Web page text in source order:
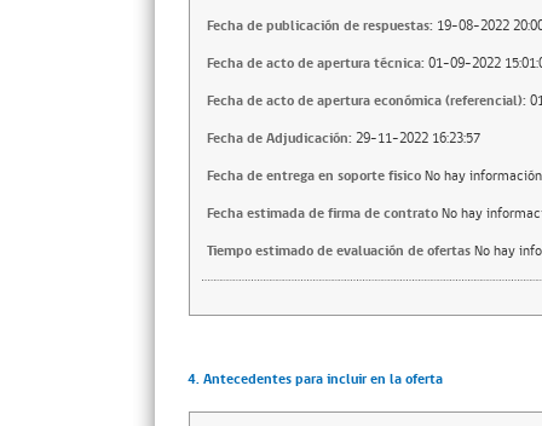
Fecha de publicación de respuestas: 19-08-2022
Fecha de acto de apertura técnica: 01-09-2022
Fecha de acto de apertura económica (referencial):
Fecha de Adjudicación: 29-11-2022 16:23:57
Fecha de entrega en soporte fisicoNo hay información
Fecha estimada de firma de contratoNo hay
Tiempo estimado de evaluación de ofertasNo hay
4. Antecedentes para incluir en la oferta